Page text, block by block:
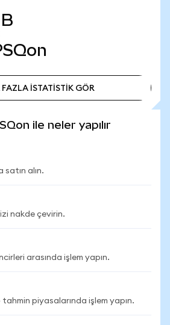
FAZLA İSTATİSTİK GÖR
ile neler yapılır
satın alın.
nakde çevirin.
arasında işlem yapın.
piyasalarında işlem yapın.